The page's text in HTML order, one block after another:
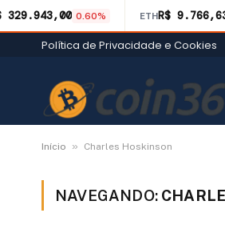
329.943,00 0.60% ETHR$
Política de Privacidade e Cookies
Início » Charles Hoskinson
NAVEGANDO: